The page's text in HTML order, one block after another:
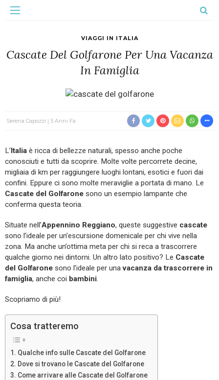
VIAGGI IN ITALIA
Cascate Del Golfarone Per Una Vacanza
In Famiglia
Serena Capozzi 5 Anni Fa
L’Italia è ricca di bellezze naturali, spesso anche poche
conosciuti e tutti da scoprire. Molte volte percorrete decine,
migliaia di km per raggiungere luoghi lontani, esotici e fuori dai
confini. Eppure ci sono molte meraviglie a portata di mano. Le
Cascate del Golfarone sono un esempio lampante che
conferma questa teoria.
Situate nell’Appennino Reggiano, queste suggestive cascate
sono l’ideale per un’escursione domenicale per chi vive nella
zona. Ma anche un’ottima meta per chi si reca a trascorrere
qualche giorno nei dintorni. Un altro lato positivo? Le Cascate
del Golfarone sono l’ideale per unavacanza da trascorrere in
famiglia, anche coi bambini.
Scopriamo di più!
Cosa tratteremo
Qualche info sulle Cascate del Golfarone
Dove si trovano le Cascate del Golfarone
Come arrivare alle Cascate del Golfarone